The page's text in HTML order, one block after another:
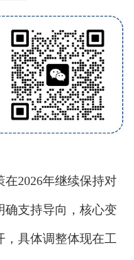
2026年继续保持对
确支持导向，核心变
，具体调整体现在工